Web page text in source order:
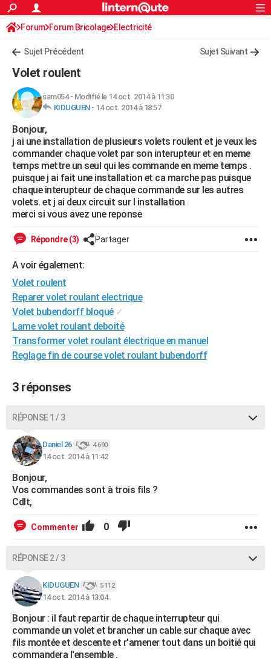
ACTUALITÉS
Politique
Société
Faits Divers
Education
Monde
Villes
+
FINANCE
Retraite
Impôts
Epargne
Immobilier
Risques naturels par ville
Banque
Assurance
Crédit
AUTO
Essais
Réserver un essai
Citadines
Berlines
SUV
Forum auto
+HIGH-TECH
Mobiles
Meilleur smartphone
Internet
Ordinateurs
Jeux vidéo
Guide high-tech
+BRICOLAGE
Forum
Aménagement intérieur
Extérieur
Cuisine
Salle de bains
Jardinage
Rangement
WEEK-END
Guides de France
Escapades
Patrimoine
Expositions
Musées
Week-end nature
LIFESTYLE
Art de vivre
Bien-être
Loisirs
Mode
Modes de vie
SANTE
VOYAGE
Destinations
City break
Voyage nature
Voyage de noces
Forum
Climat
+PHOTO
GUIDES D'ACHAT
BONS PLANS
CARTE DE VOEUX
Carte de Noël
Carte Bonne année
Carte Saint-Valentin
Carte Pâques
Carte d'anniversaire
DICTIONNAIRE
S'inscrire
Se connecter
Lycées
Collèges
Primaires
Universités
Entreprises
Service militaire
Avis de recherche
AVIS DE DÉCÈS
FORUM
Bricolage
Lifestyle
Culture
Sport
Auto
Television
Voyage
Cinema
S'inscrire
Connexion
Forum Forum Bricolage Electricité
Sujet Précédent Sujet Suivant
Volet roulent
sam054- Modifié le 14 oct. 2014 à 11:30
KIDUGUEN- 14 oct. 2014 à 18:57
Bonjour,
j ai une installation de plusieurs volets roulent et je veux les
commander chaque volet par son interupteur et en meme
temps mettre un seul qui les commande en meme temps .
puisque j ai fait une installation et ca marche pas puisque
chaque interupteur de chaque commande sur les autres
volets. et j ai deux circuit sur l installation
merci si vous avez une reponse
Répondre (3) Partager
A voir également:
Volet roulent
Reparer volet roulant electrique
Volet bubendorff bloqué ✓
Lame volet roulant deboité
Transformer volet roulant électrique en manuel
Reglage fin de course volet roulant bubendorff
3 réponses
RÉPONSE 1 / 3
Daniel 26 4 690
14 oct. 2014 à 11:42
Bonjour,
Vos commandes sont à trois fils ?
Cdlt,
Commenter 0
RÉPONSE 2 / 3
KIDUGUEN 5 112
14 oct. 2014 à 13:04
Bonjour : il faut repartir de chaque interrupteur qui
commande un volet et brancher un cable sur chaque avec
fils montée et descente et r'amener tout dans un boitié qui
commandera l'ensemble .